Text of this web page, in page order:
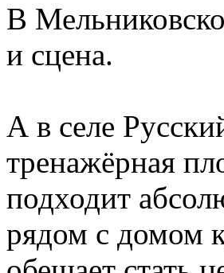
В
и сцена.
А в селе
тренажёрная
подходит
рядом с домом